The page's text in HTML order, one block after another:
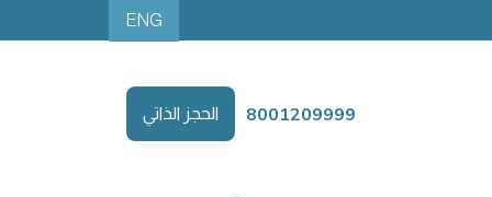
ENG
8001209999 الحجز الذاتي